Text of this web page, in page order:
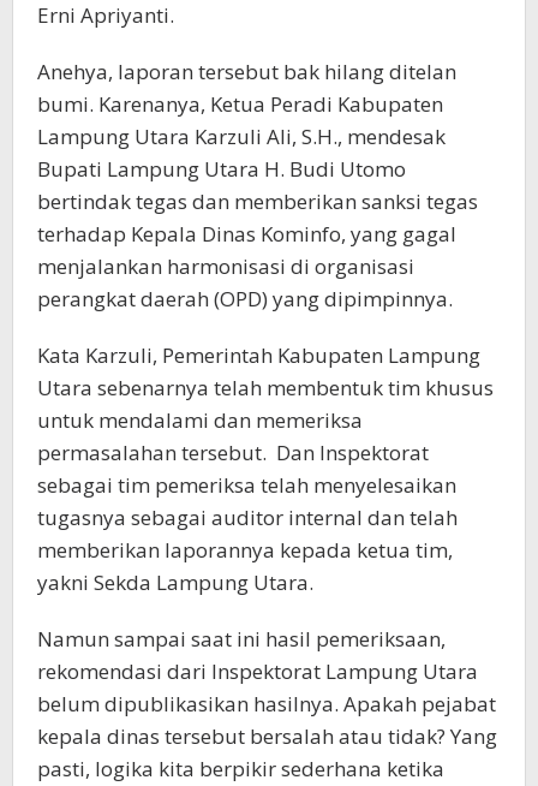
Erni Apriyanti.
Anehya, laporan tersebut bak hilang ditelan
bumi. Karenanya, Ketua Peradi Kabupaten
Lampung Utara Karzuli Ali, S.H., mendesak
Bupati Lampung Utara H. Budi Utomo
bertindak tegas dan memberikan sanksi tegas
terhadap Kepala Dinas Kominfo, yang gagal
menjalankan harmonisasi di organisasi
perangkat daerah (OPD) yang dipimpinnya.
Kata Karzuli, Pemerintah Kabupaten Lampung
Utara sebenarnya telah membentuk tim khusus
untuk mendalami dan memeriksa
permasalahan tersebut. Dan Inspektorat
sebagai tim pemeriksa telah menyelesaikan
tugasnya sebagai auditor internal dan telah
memberikan laporannya kepada ketua tim,
yakni Sekda Lampung Utara.
Namun sampai saat ini hasil pemeriksaan,
rekomendasi dari Inspektorat Lampung Utara
belum dipublikasikan hasilnya. Apakah pejabat
kepala dinas tersebut bersalah atau tidak? Yang
pasti, logika kita berpikir sederhana ketika